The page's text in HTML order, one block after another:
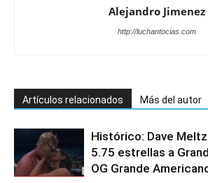
Alejandro Jimenez
http://luchantocias.com
Artículos relacionados Más del autor
Histórico: Dave
5.75 estrellas a
OG Grande